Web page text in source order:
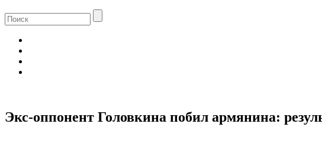
Экс-оппонент Головкина побил армянина: